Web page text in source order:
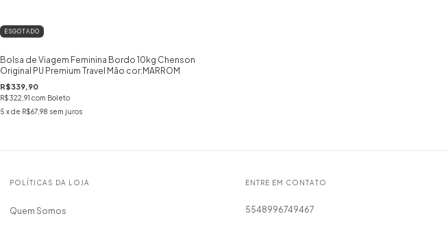
ESGOTADO
Bolsa de Viagem Feminina Bordo 10kg Chenson
Original PU Premium Travel Mão cor:MARROM
R$339,90
R$322,91 com Boleto
5 x de R$67,98 sem juros
POLÍTICAS DA LOJA
Quem Somos
ENTRE EM CONTATO
5548996749467